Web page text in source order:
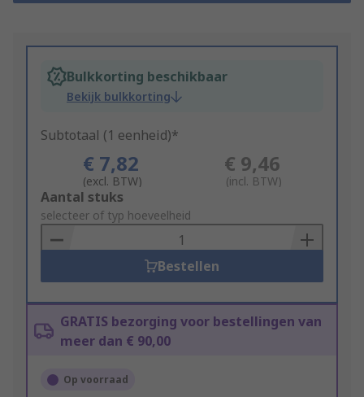
Bulkkorting beschikbaar
Bekijk bulkkorting
Subtotaal (1 eenheid)*
€ 7,82
(excl. BTW)
€ 9,46
(incl. BTW)
Add
to
Basket
Aantal stuks
selecteer of typ hoeveelheid
Bestellen
GRATIS bezorging voor bestellingen van
meer dan € 90,00
Op voorraad